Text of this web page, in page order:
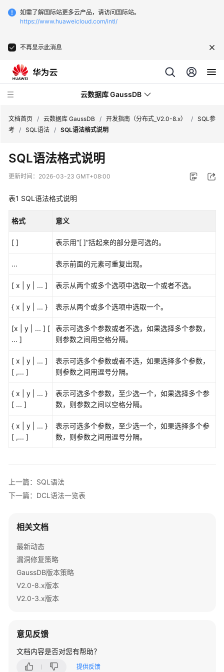
如需了解国际站更多云产品，请访问国际站。
https://www.huaweicloud.com/intl/
不再显示此消息
云数据库 GaussDB
新
动
务
介
费
说
快
入
门
用
户
开
发
开
指
南
（分
布
10.x）
开
发
文档首页 / 云数据库 GaussDB / 开发指南（分布式_V2.0-8.x） / SQL参
考 / SQL语法 / SQL语法格式说明
SQL语法格式说明
更新时间： 2026-03-23 GMT+08:00
表1 SQL语法格式说明
格式 意义
[ ] 表示用“[ ]”括起来的部分是可选的。
... 表示前面的元素可重复出现。
[ x | y | ... ] 表示从两个或多个选项中选取一个或者不选。
{ x | y | ... } 表示从两个或多个选项中选取一个。
[x | y | ... ] [
... ]
表示可选多个参数或者不选，如果选择多个参数，
则参数之间用空格分隔。
[ x | y | ... ]
[ ,... ]
表示可选多个参数或者不选，如果选择多个参数，
则参数之间用逗号分隔。
{ x | y | ... }
[ ... ]
表示可选多个参数，至少选一个，如果选择多个参
数，则参数之间以空格分隔。
{ x | y | ... }
[ ,... ]
表示可选多个参数，至少选一个，如果选择多个参
数，则参数之间用逗号分隔。
上一篇：SQL语法
下一篇：DCL语法一览表
相关文档
最新动态
漏洞修复策略
GaussDB版本策略
V2.0-8.x版本
V2.0-3.x版本
意见反馈
文档内容是否对您有帮助？
提供反馈